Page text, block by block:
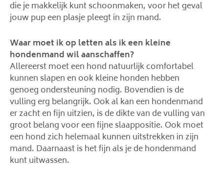
die je makkelijk kunt schoonmaken, voor het geval
jouw pup een plasje pleegt in zijn mand.
Waar moet ik op letten als ik een kleine
hondenmand wil aanschaffen?
Allereerst moet een hond natuurlijk comfortabel
kunnen slapen en ook kleine honden hebben
genoeg ondersteuning nodig. Bovendien is de
vulling erg belangrijk. Ook al kan een hondenmand
er zacht en fijn uitzien, is de dikte van de vulling van
groot belang voor een fijne slaappositie. Ook moet
een hond zich helemaal kunnen uitstrekken in zijn
mand. Daarnaast is het fijn als je de hondenmand
kunt uitwassen.